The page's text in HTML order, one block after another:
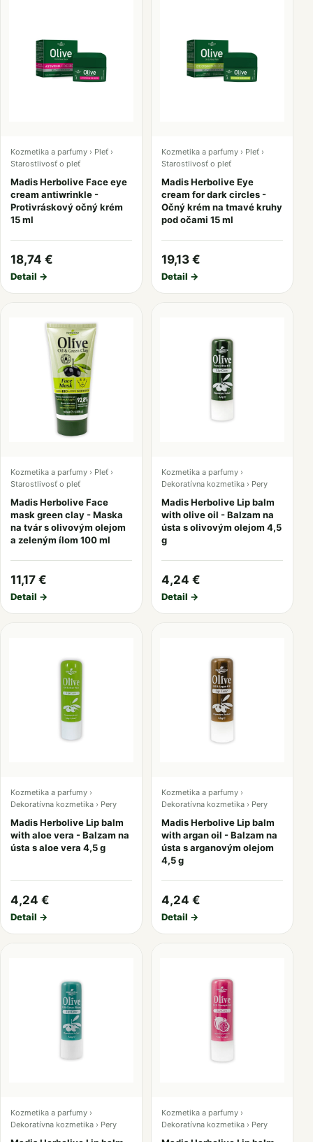
Kozmetika a parfumy › Pleť ›
Starostlivosť o pleť
Madis Herbolive Face eye
cream antiwrinkle -
Protivráskový očný krém
15 ml
18,74 €
Detail →
Kozmetika a parfumy › Pleť ›
Starostlivosť o pleť
Madis Herbolive Eye
cream for dark circles -
Očný krém na tmavé kruhy
pod očami 15 ml
19,13 €
Detail →
Kozmetika a parfumy › Pleť ›
Starostlivosť o pleť
Madis Herbolive Face
mask green clay - Maska
na tvár s olivovým olejom
a zeleným ílom 100 ml
11,17 €
Detail →
Kozmetika a parfumy ›
Dekoratívna kozmetika › Pery
Madis Herbolive Lip balm
with olive oil - Balzam na
ústa s olivovým olejom 4,5
g
4,24 €
Detail →
Kozmetika a parfumy ›
Dekoratívna kozmetika › Pery
Madis Herbolive Lip balm
with aloe vera - Balzam na
ústa s aloe vera 4,5 g
4,24 €
Detail →
Kozmetika a parfumy ›
Dekoratívna kozmetika › Pery
Madis Herbolive Lip balm
with argan oil - Balzam na
ústa s arganovým olejom
4,5 g
4,24 €
Detail →
Kozmetika a parfumy ›
Dekoratívna kozmetika › Pery
Kozmetika a parfumy ›
Dekoratívna kozmetika › Pery